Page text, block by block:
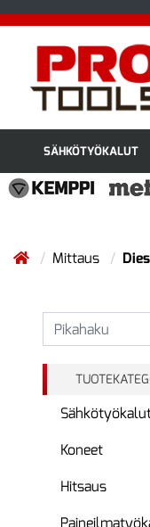
SÄHKÖTYÖKALUT
Mittaus
Koneet
Hitsaus